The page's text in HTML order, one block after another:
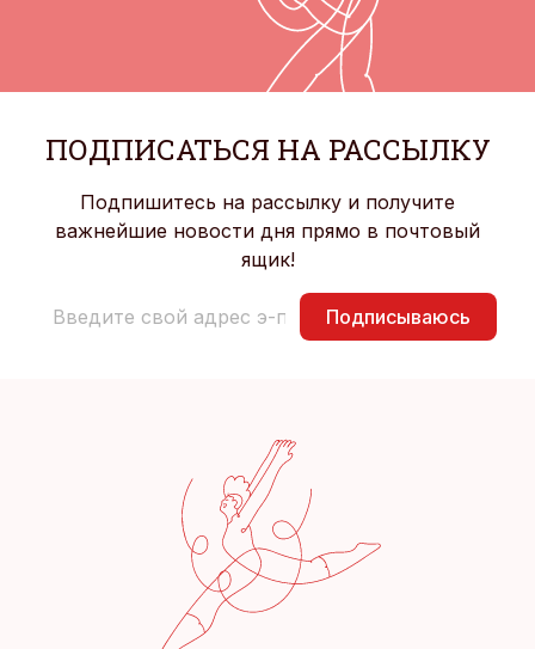
ПОДПИСАТЬСЯ НА РАССЫЛКУ
Подпишитесь на рассылку и получите
важнейшие новости дня прямо в почтовый
ящик!
Подписываюсь